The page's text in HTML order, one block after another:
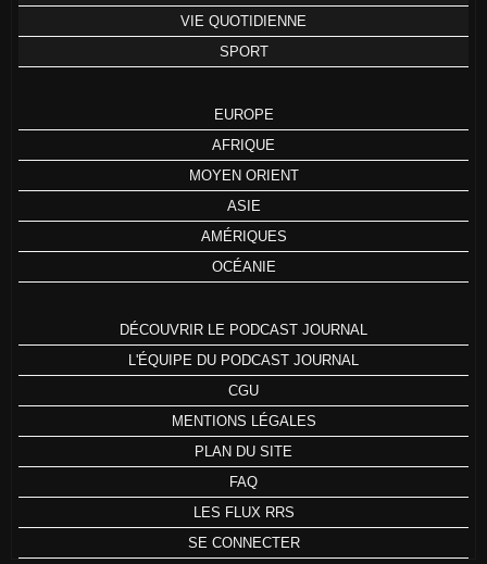
VIE QUOTIDIENNE
SPORT
EUROPE
AFRIQUE
MOYEN ORIENT
ASIE
AMÉRIQUES
OCÉANIE
DÉCOUVRIR LE PODCAST JOURNAL
L'ÉQUIPE DU PODCAST JOURNAL
CGU
MENTIONS LÉGALES
PLAN DU SITE
FAQ
LES FLUX RRS
SE CONNECTER